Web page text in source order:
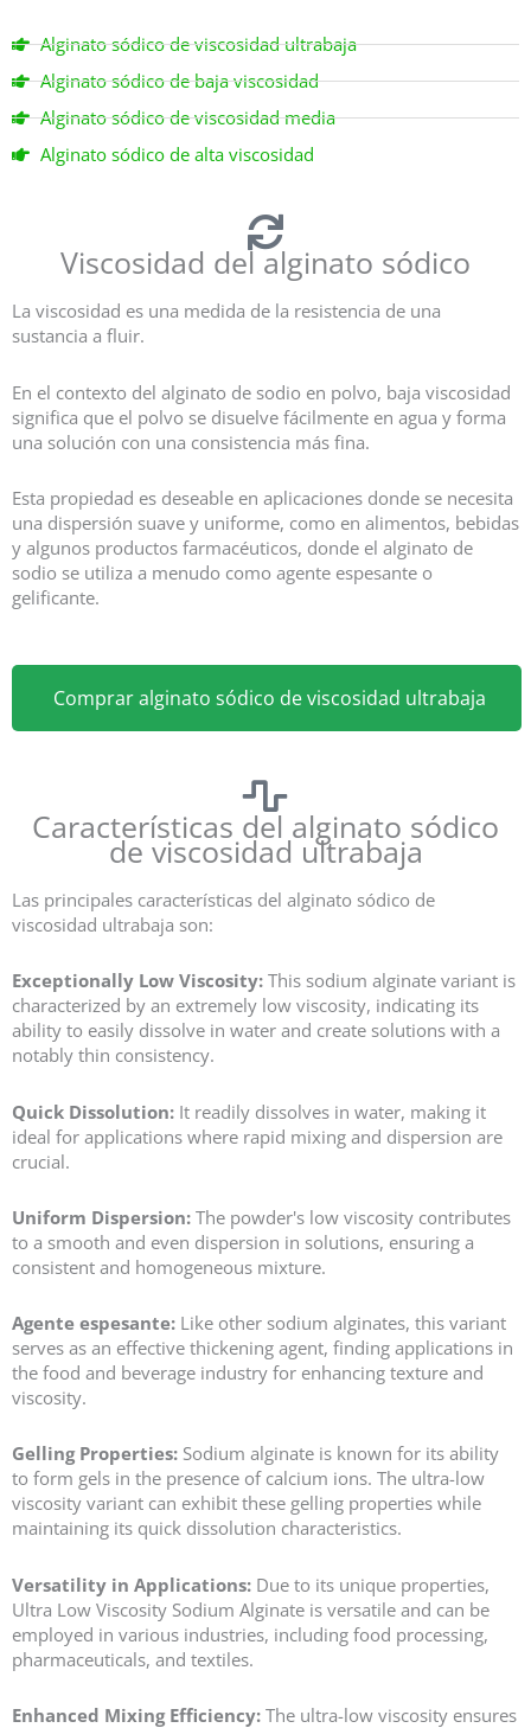
Alginato sódico de viscosidad ultrabaja
Alginato sódico de baja viscosidad
Alginato sódico de viscosidad media
Alginato sódico de alta viscosidad
Viscosidad del alginato sódico
La viscosidad es una medida de la resistencia de una
sustancia a fluir.
En el contexto del alginato de sodio en polvo, baja viscosidad
significa que el polvo se disuelve fácilmente en agua y forma
una solución con una consistencia más fina.
Esta propiedad es deseable en aplicaciones donde se necesita
una dispersión suave y uniforme, como en alimentos, bebidas
y algunos productos farmacéuticos, donde el alginato de
sodio se utiliza a menudo como agente espesante o
gelificante.
Comprar alginato sódico de viscosidad ultrabaja
Características del alginato sódico
de viscosidad ultrabaja
Las principales características del alginato sódico de
viscosidad ultrabaja son:
Exceptionally Low Viscosity: This sodium alginate variant is
characterized by an extremely low viscosity, indicating its
ability to easily dissolve in water and create solutions with a
notably thin consistency.
Quick Dissolution: It readily dissolves in water, making it
ideal for applications where rapid mixing and dispersion are
crucial.
Uniform Dispersion: The powder's low viscosity contributes
to a smooth and even dispersion in solutions, ensuring a
consistent and homogeneous mixture.
Agente espesante: Like other sodium alginates, this variant
serves as an effective thickening agent, finding applications in
the food and beverage industry for enhancing texture and
viscosity.
Gelling Properties: Sodium alginate is known for its ability
to form gels in the presence of calcium ions. The ultra-low
viscosity variant can exhibit these gelling properties while
maintaining its quick dissolution characteristics.
Versatility in Applications: Due to its unique properties,
Ultra Low Viscosity Sodium Alginate is versatile and can be
employed in various industries, including food processing,
pharmaceuticals, and textiles.
Enhanced Mixing Efficiency: The ultra-low viscosity ensures